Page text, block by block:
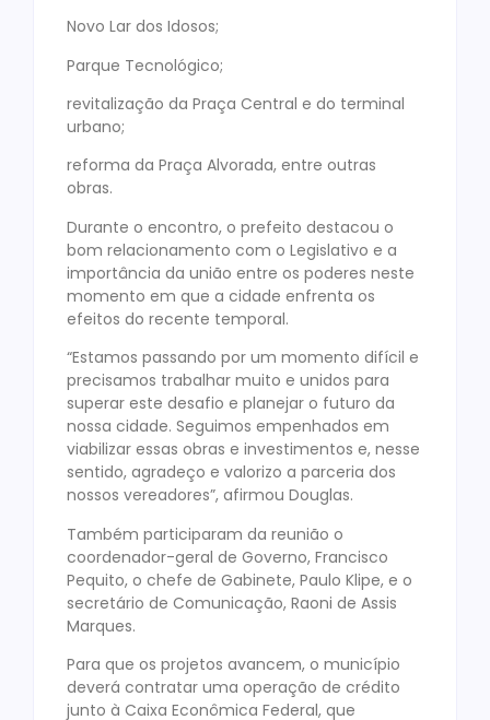
Novo Lar dos Idosos;
Parque Tecnológico;
revitalização da Praça Central e do terminal
urbano;
reforma da Praça Alvorada, entre outras
obras.
Durante o encontro, o prefeito destacou o
bom relacionamento com o Legislativo e a
importância da união entre os poderes neste
momento em que a cidade enfrenta os
efeitos do recente temporal.
“Estamos passando por um momento difícil e
precisamos trabalhar muito e unidos para
superar este desafio e planejar o futuro da
nossa cidade. Seguimos empenhados em
viabilizar essas obras e investimentos e, nesse
sentido, agradeço e valorizo a parceria dos
nossos vereadores”, afirmou Douglas.
Também participaram da reunião o
coordenador-geral de Governo, Francisco
Pequito, o chefe de Gabinete, Paulo Klipe, e o
secretário de Comunicação, Raoni de Assis
Marques.
Para que os projetos avancem, o município
deverá contratar uma operação de crédito
junto à Caixa Econômica Federal, que